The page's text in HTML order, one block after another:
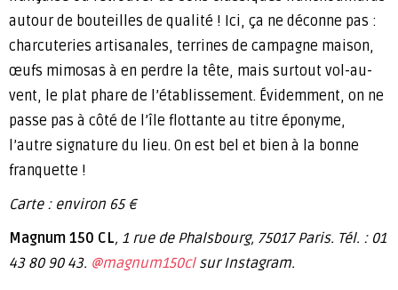
autour de bouteilles de qualité ! Ici, ça ne déconne pas :
charcuteries artisanales, terrines de campagne maison,
œufs mimosas à en perdre la tête, mais surtout vol-au-
vent, le plat phare de l’établissement. Évidemment, on ne
passe pas à côté de l’île flottante au titre éponyme,
l’autre signature du lieu. On est bel et bien à la bonne
franquette !
Carte : environ 65 €
Magnum 150 CL, 1 rue de Phalsbourg, 75017 Paris. Tél. : 01
43 80 90 43. @magnum150clsur Instagram.